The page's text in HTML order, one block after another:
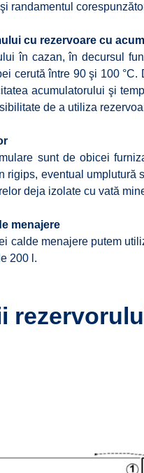
randamentul
cu rezervoare cu
în cazan, în decursul
cerută între 90 şi 100
acumulatorului şi
de a utiliza
sunt de obicei
rigips, eventual umplutură
deja izolate cu vată
menajere
calde menajere putem
200 l.